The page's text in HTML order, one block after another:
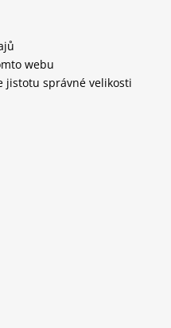
webu
jistotu správné velikosti